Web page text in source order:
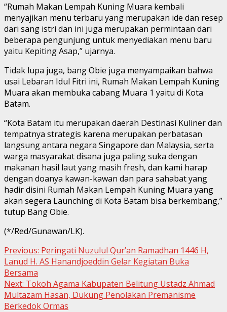
“Rumah Makan Lempah Kuning Muara kembali
menyajikan menu terbaru yang merupakan ide dan resep
dari sang istri dan ini juga merupakan permintaan dari
beberapa pengunjung untuk menyediakan menu baru
yaitu Kepiting Asap,” ujarnya.
Tidak lupa juga, bang Obie juga menyampaikan bahwa
usai Lebaran Idul Fitri ini, Rumah Makan Lempah Kuning
Muara akan membuka cabang Muara 1 yaitu di Kota
Batam.
“Kota Batam itu merupakan daerah Destinasi Kuliner dan
tempatnya strategis karena merupakan perbatasan
langsung antara negara Singapore dan Malaysia, serta
warga masyarakat disana juga paling suka dengan
makanan hasil laut yang masih fresh, dan kami harap
dengan doanya kawan-kawan dan para sahabat yang
hadir disini Rumah Makan Lempah Kuning Muara yang
akan segera Launching di Kota Batam bisa berkembang,”
tutup Bang Obie.
(*/Red/Gunawan/LK).
Continue
Reading
Previous: Peringati Nuzulul Qur’an Ramadhan 1446 H,
Lanud H. AS Hanandjoeddin Gelar Kegiatan Buka
Bersama
Next: Tokoh Agama Kabupaten Belitung Ustadz Ahmad
Multazam Hasan, Dukung Penolakan Premanisme
Berkedok Ormas